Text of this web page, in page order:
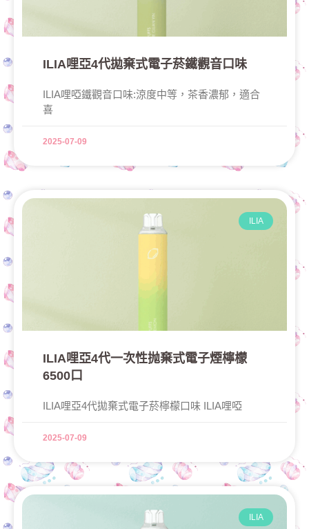
ILIA哩亞4代拋棄式電子菸鐵觀音口味
ILIA哩啞鐵觀音口味:涼度中等，茶香濃郁，適合
喜
2025-07-09
ILIA
ILIA哩亞4代一次性抛棄式電子煙檸檬
6500口
ILIA哩亞4代拋棄式電子菸檸檬口味 ILIA哩啞
2025-07-09
ILIA